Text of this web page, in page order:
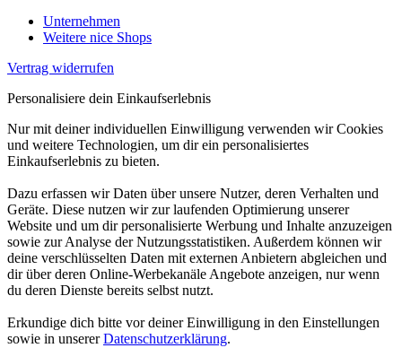
Unternehmen
Weitere nice Shops
Vertrag widerrufen
Personalisiere dein Einkaufserlebnis
Nur mit deiner individuellen Einwilligung verwenden wir Cookies
und weitere Technologien, um dir ein personalisiertes
Einkaufserlebnis zu bieten.
Dazu erfassen wir Daten über unsere Nutzer, deren Verhalten und
Geräte. Diese nutzen wir zur laufenden Optimierung unserer
Website und um dir personalisierte Werbung und Inhalte anzuzeigen
sowie zur Analyse der Nutzungsstatistiken. Außerdem können wir
deine verschlüsselten Daten mit externen Anbietern abgleichen und
dir über deren Online-Werbekanäle Angebote anzeigen, nur wenn
du deren Dienste bereits selbst nutzt.
Erkundige dich bitte vor deiner Einwilligung in den Einstellungen
sowie in unsererDatenschutzerklärung.